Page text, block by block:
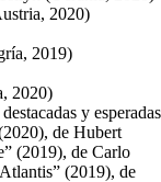
2020)
2019)
2020)
y esperadas
de Hubert
(2019), de Carlo
(2019), de